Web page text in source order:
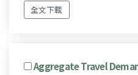
全文下載
Aggregate Travel